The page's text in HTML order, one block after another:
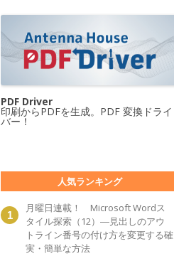
PDF Driver
印刷からPDFを生成。PDF 変換ドライ
バー！
人気ランキング
月曜日連載！ Microsoft Wordス
タイル探索（12）―見出しのアウ
トライン番号の付け方を変更する確
実・簡単な方法